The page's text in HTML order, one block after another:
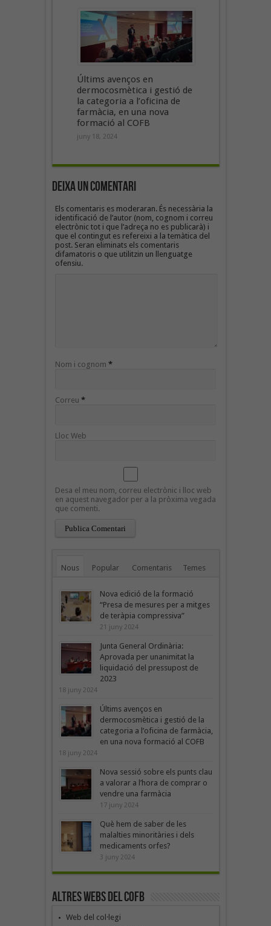
Últims avenços en
dermocosmètica i gestió de
la categoria a l’oficina de
farmàcia, en una nova
formació al COFB
juny 18, 2024
Deixa un Comentari
Els comentaris es moderaran. És necessària la
identificació de l’autor (nom, cognom i correu
electrònic tot i que l’adreça no es publicarà) i
que el contingut es refereixi a la temàtica del
post. Seran eliminats els comentaris
difamatoris o que utilitzin un llenguatge
ofensiu.
Nom i cognom *
Correu *
Lloc Web
Desa el meu nom, correu electrònic i lloc web
en aquest navegador per a la pròxima vegada
que comenti.
Nous Popular Comentaris Temes
Nova edició de la formació
“Presa de mesures per a mitges
de teràpia compressiva”
21 juny 2024
Junta General Ordinària:
Aprovada per unanimitat la
liquidació del pressupost de
2023
18 juny 2024
Últims avenços en
dermocosmètica i gestió de la
categoria a l’oficina de farmàcia,
en una nova formació al COFB
18 juny 2024
Nova sessió sobre els punts clau
a valorar a l’hora de comprar o
vendre una farmàcia
17 juny 2024
Què hem de saber de les
malalties minoritàries i dels
medicaments orfes?
3 juny 2024
Altres webs del COFB
Web del col·legi